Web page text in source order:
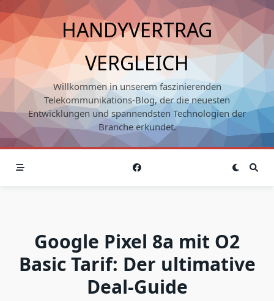
Skip
to
content
HANDYVERTRAG
VERGLEICH
Willkommen in unserem faszinierenden
Telekommunikations-Blog, der die neuesten
Entwicklungen und spannendsten Technologien der
Branche erkundet.
Google Pixel 8a mit O2
Basic Tarif: Der ultimative
Deal-Guide